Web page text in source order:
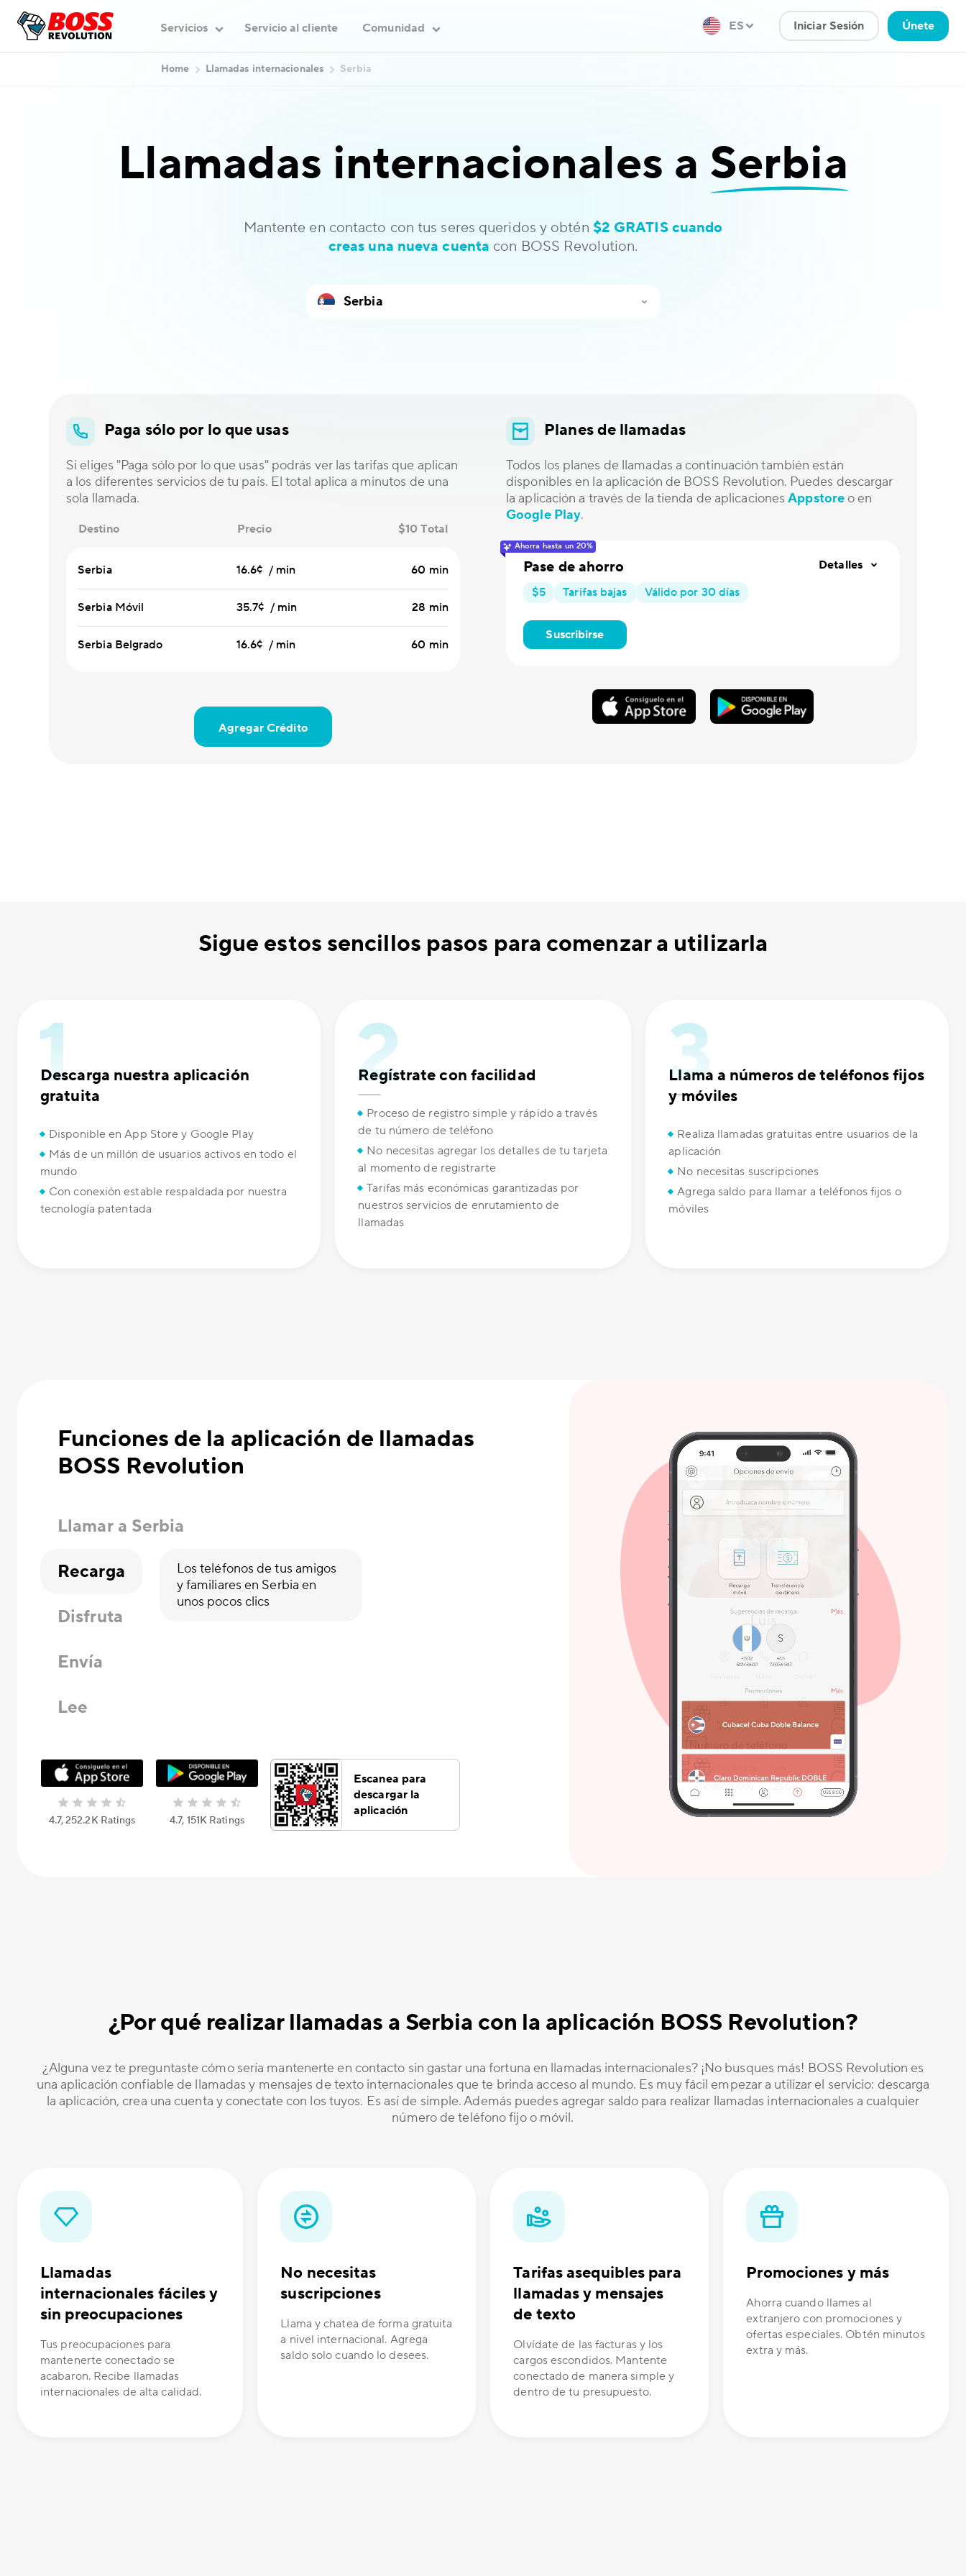
Servicios Servicio al cliente Comunidad ES Iniciar Sesión Únete
Home Llamadas internacionales Serbia
Llamadas internacionales a Serbia
Mantente en contacto con tus seres queridos y obtén $2 GRATIS cuando
creas una nueva cuenta con BOSS Revolution.
Paga sólo por lo que usas
Si eliges "Paga sólo por lo que usas" podrás ver las tarifas que aplican
a los diferentes servicios de tu país. El total aplica a minutos de una
sola llamada.
Destino Precio $10 Total
Serbia 16.6¢ / min 60 min
Serbia Móvil 35.7¢ / min 28 min
Serbia Belgrado 16.6¢ / min 60 min
Agregar Crédito
Planes de llamadas
Todos los planes de llamadas a continuación también están
disponibles en la aplicación de BOSS Revolution. Puedes descargar
la aplicación a través de la tienda de aplicacionesAppstore o en
Google Play.
Ahorra hasta un 20%
Pase de ahorro
$5 Tarifas bajas Válido por 30 días
Suscribirse
Detalles
Sigue estos sencillos pasos para comenzar a utilizarla
Descarga nuestra aplicación
gratuita
Disponible en App Store y Google Play
Más de un millón de usuarios activos en todo el
mundo
Con conexión estable respaldada por nuestra
tecnología patentada
Regístrate con facilidad
Proceso de registro simple y rápido a través
de tu número de teléfono
No necesitas agregar los detalles de tu tarjeta
al momento de registrarte
Tarifas más económicas garantizadas por
nuestros servicios de enrutamiento de
llamadas
Llama a números de teléfonos fijos
y móviles
Realiza llamadas gratuitas entre usuarios de la
aplicación
No necesitas suscripciones
Agrega saldo para llamar a teléfonos fijos o
móviles
Funciones de la aplicación de llamadas
BOSS Revolution
Llamar a Serbia
Recarga
Los teléfonos de tus amigos
y familiares en Serbia en
unos pocos clics
Disfruta
Envía
Lee
4.7, 252.2K Ratings 4.7, 151K Ratings
Escanea para
descargar la
aplicación
¿Por qué realizar llamadas a Serbia con la aplicación BOSS Revolution?
¿Alguna vez te preguntaste cómo sería mantenerte en contacto sin gastar una fortuna en llamadas internacionales? ¡No busques más! BOSS Revolution es
una aplicación confiable de llamadas y mensajes de texto internacionales que te brinda acceso al mundo. Es muy fácil empezar a utilizar el servicio: descarga
la aplicación, crea una cuenta y conectate con los tuyos. Es así de simple. Además puedes agregar saldo para realizar llamadas internacionales a cualquier
número de teléfono fijo o móvil.
Llamadas
internacionales fáciles y
sin preocupaciones
Tus preocupaciones para
mantenerte conectado se
acabaron. Recibe llamadas
internacionales de alta calidad.
No necesitas
suscripciones
Llama y chatea de forma gratuita
a nivel internacional. Agrega
saldo solo cuando lo desees.
Tarifas asequibles para
llamadas y mensajes
de texto
Olvídate de las facturas y los
cargos escondidos. Mantente
conectado de manera simple y
dentro de tu presupuesto.
Promociones y más
Ahorra cuando llames al
extranjero con promociones y
ofertas especiales. Obtén minutos
extra y más.